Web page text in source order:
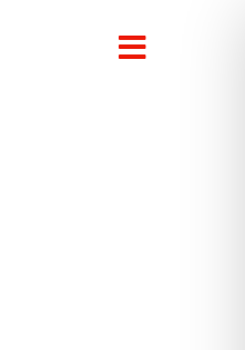
Toggle